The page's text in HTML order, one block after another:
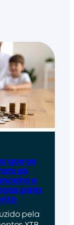
que os
as
e
para
pela